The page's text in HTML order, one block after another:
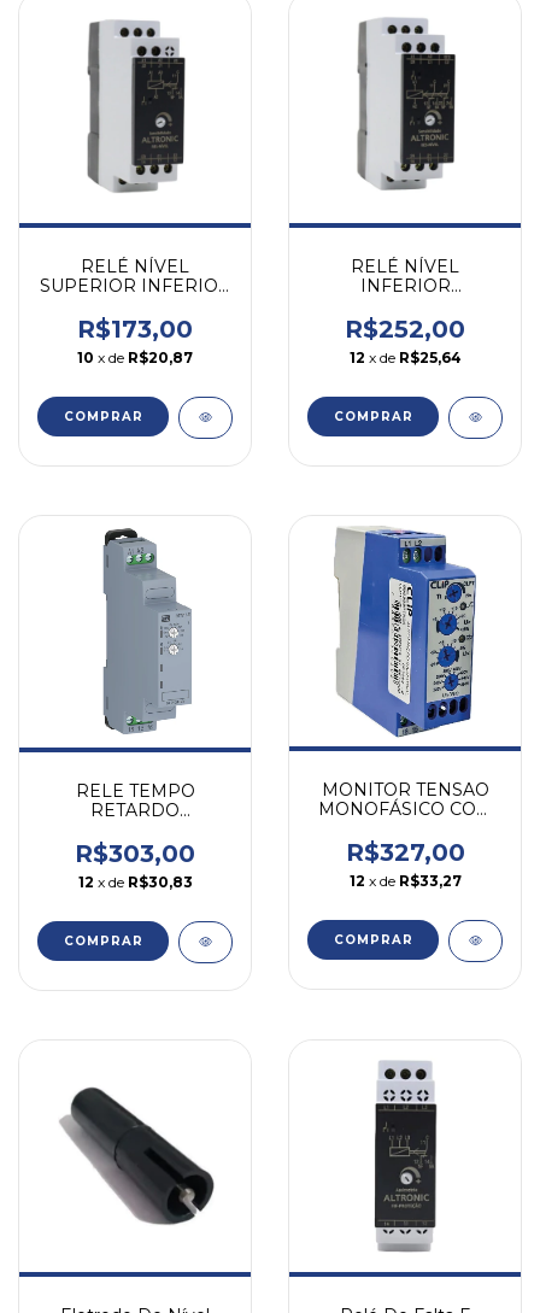
RELÉ NÍVEL
SUPERIOR INFERIOR
1REL0103
R$173,00
10 x de R$20,87
COMPRAR
RELÉ NÍVEL
INFERIOR
2SPDT 220V
ALTRONIC 1RES03
R$252,00
12 x de R$25,64
COMPRAR
RELE TEMPO
RETARDO
RTW17 0,1S-10 Dias
24-240V WEG
R$303,00
12 x de R$30,83
COMPRAR
MONITOR TENSAO
MONOFÁSICO COM
CLPT-2F CLIP
R$327,00
12 x de R$33,27
COMPRAR